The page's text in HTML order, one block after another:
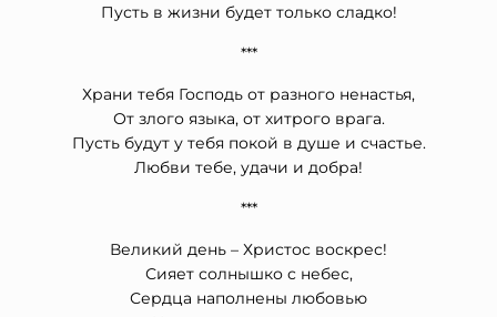
Пусть в жизни будет только сладко!
***
Храни тебя Господь от разного ненастья,
От злого языка, от хитрого врага.
Пусть будут у тебя покой в душе и счастье.
Любви тебе, удачи и добра!
***
Великий день – Христос воскрес!
Сияет солнышко с небес,
Сердца наполнены любовью